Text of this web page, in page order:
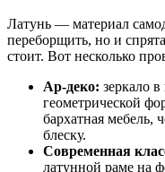
Латунь — материал
переборщить, но и
стоит. Вот несколько
Ар-деко: зеркало
геометрической
бархатная мебель,
блеску.
Современная
латунной раме на